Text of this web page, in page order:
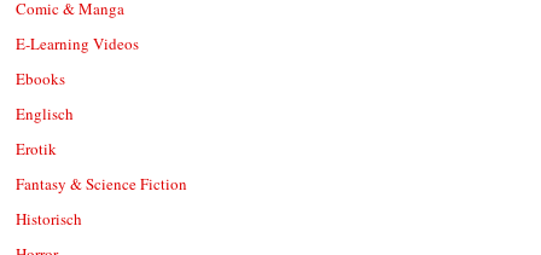
Comic & Manga
E-Learning Videos
Ebooks
Englisch
Erotik
Fantasy & Science Fiction
Historisch